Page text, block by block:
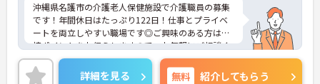
沖縄県名護市の介護老人保健施設で介護職員の募集
です！年間休日はたっぷり122日！仕事とプライベ
ートを両立しやすい職場です◎ご興味のある方は面
接ポイントをお伝えしますので、お気軽にご相談く
ださい！
詳細を見る 無料 紹介してもらう